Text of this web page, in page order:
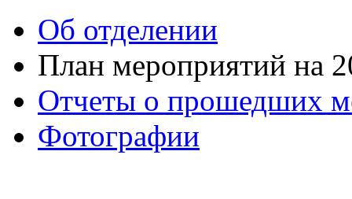
Об отделении
План мероприятий на
Отчеты о прошедших
Фотографии